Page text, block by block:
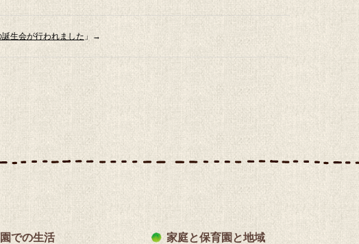
生会が行われました 」→
での生活
家庭と保育園と地域